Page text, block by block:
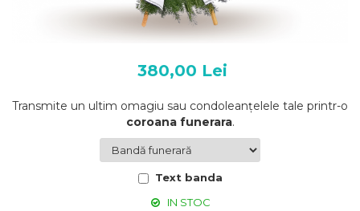
380,00 Lei
Transmite un ultim omagiu sau condoleanțelele tale printr-o
coroana funerara.
Text banda
IN STOC